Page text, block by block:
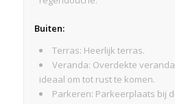
Buiten:
Terras: Heerlijk terras.
Veranda: Overdekte
ideaal om tot rust te komen.
Parkeren: Parkeerplaats bij